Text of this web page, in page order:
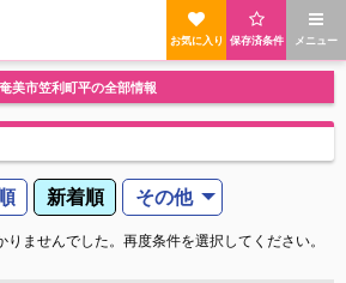
メニュー
保存済条件
お気に入り
奄美市笠利町平の全部情報
新着順 その他
ませんでした。再度条件を選択してください。